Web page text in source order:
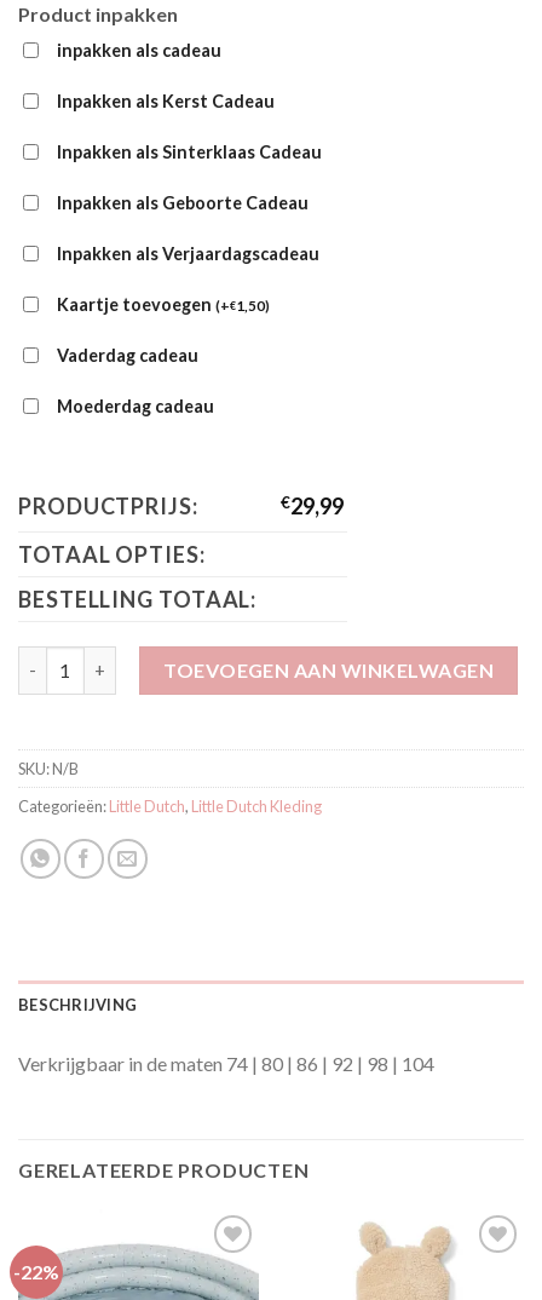
Product inpakken
inpakken als cadeau
Inpakken als Kerst Cadeau
Inpakken als Sinterklaas Cadeau
Inpakken als Geboorte Cadeau
Inpakken als Verjaardagscadeau
Kaartje toevoegen (+€1,50)
Vaderdag cadeau
Moederdag cadeau
PRODUCTPRIJS: €29,99
TOTAAL OPTIES:
BESTELLING TOTAAL:
TOEVOEGEN AAN WINKELWAGEN
SKU:N/B
Categorieën:Little Dutch, Little Dutch Kleding
BESCHRIJVING
Verkrijgbaar in de maten 74 | 80 | 86 | 92 | 98 | 104
GERELATEERDE PRODUCTEN
-22%